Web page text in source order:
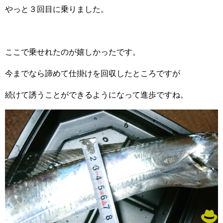
やっと３回目に乗りました。
ここで乗せれたのが嬉しかったです。
今までなら諦めて仕掛けを回収したところですが
続けて誘うことができるようになって進歩ですね。